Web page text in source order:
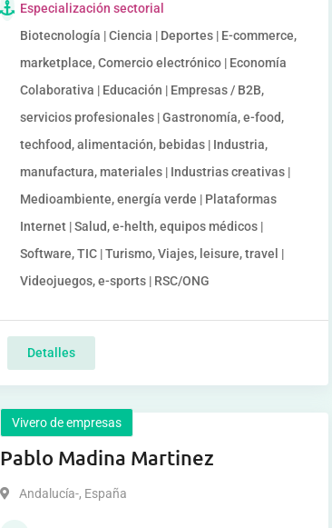
Especialización sectorial
Biotecnología | Ciencia | Deportes | E-commerce,
marketplace, Comercio electrónico | Economía
Colaborativa | Educación | Empresas / B2B,
servicios profesionales | Gastronomía, e-food,
techfood, alimentación, bebidas | Industria,
manufactura, materiales | Industrias creativas |
Medioambiente, energía verde | Plataformas
Internet | Salud, e-helth, equipos médicos |
Software, TIC | Turismo, Viajes, leisure, travel |
Videojuegos, e-sports | RSC/ONG
Detalles
Vivero de empresas
Pablo Madina Martinez
Andalucía-, España